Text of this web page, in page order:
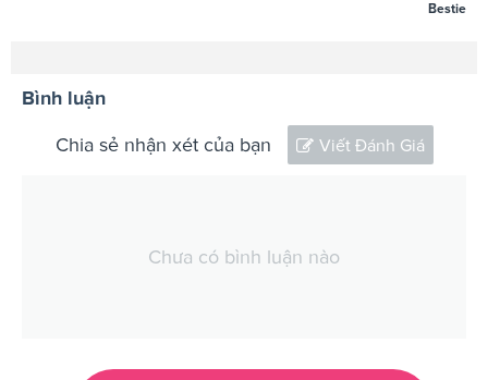
Bestie
Bình luận
Chia sẻ nhận xét của bạn Viết Đánh Giá
Chưa có bình luận nào